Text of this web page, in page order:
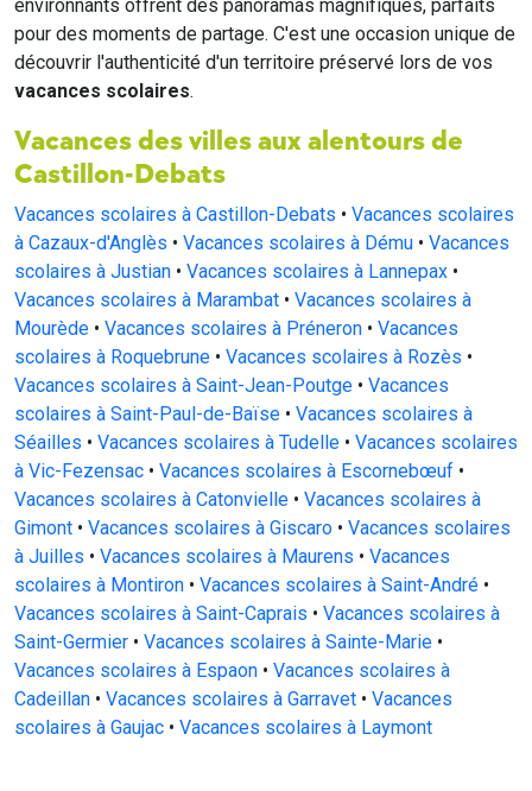
environnants offrent des panoramas magnifiques, parfaits
pour des moments de partage. C'est une occasion unique de
découvrir l'authenticité d'un territoire préservé lors de vos
vacances scolaires.
Vacances des villes aux alentours de
Castillon-Debats
Vacances scolaires à Castillon-Debats • Vacances scolaires
à Cazaux-d'Anglès • Vacances scolaires à Dému • Vacances
scolaires à Justian • Vacances scolaires à Lannepax •
Vacances scolaires à Marambat • Vacances scolaires à
Mourède • Vacances scolaires à Préneron • Vacances
scolaires à Roquebrune • Vacances scolaires à Rozès •
Vacances scolaires à Saint-Jean-Poutge • Vacances
scolaires à Saint-Paul-de-Baïse • Vacances scolaires à
Séailles • Vacances scolaires à Tudelle • Vacances scolaires
à Vic-Fezensac • Vacances scolaires à Escornebœuf •
Vacances scolaires à Catonvielle • Vacances scolaires à
Gimont • Vacances scolaires à Giscaro • Vacances scolaires
à Juilles • Vacances scolaires à Maurens • Vacances
scolaires à Montiron • Vacances scolaires à Saint-André •
Vacances scolaires à Saint-Caprais • Vacances scolaires à
Saint-Germier • Vacances scolaires à Sainte-Marie •
Vacances scolaires à Espaon • Vacances scolaires à
Cadeillan • Vacances scolaires à Garravet • Vacances
scolaires à Gaujac • Vacances scolaires à Laymont